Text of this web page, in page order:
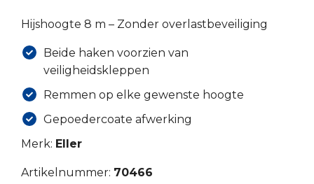
Hijshoogte 8 m – Zonder overlastbeveiliging
Beide haken voorzien van
veiligheidskleppen
Remmen op elke gewenste hoogte
Gepoedercoate afwerking
Merk: Eller
Artikelnummer: 70466